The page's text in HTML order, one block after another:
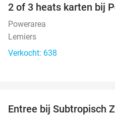
2 of 3 heats karten bij
Powerarea
Lemiers
Verkocht: 638
Entree bij Subtropisch